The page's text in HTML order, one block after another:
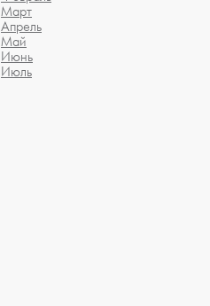
Март
Апрель
Май
Июнь
Июль